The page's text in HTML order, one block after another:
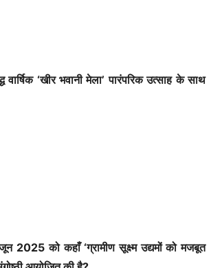
वार्षिक ‘खीर भवानी मेला’ पारंपरिक उत्साह के साथ
2025 को कहाँ ‘ग्रामीण सूक्ष्म उद्यमों को मजबूत